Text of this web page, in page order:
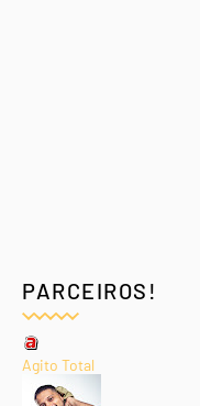
PARCEIROS!
Agito Total